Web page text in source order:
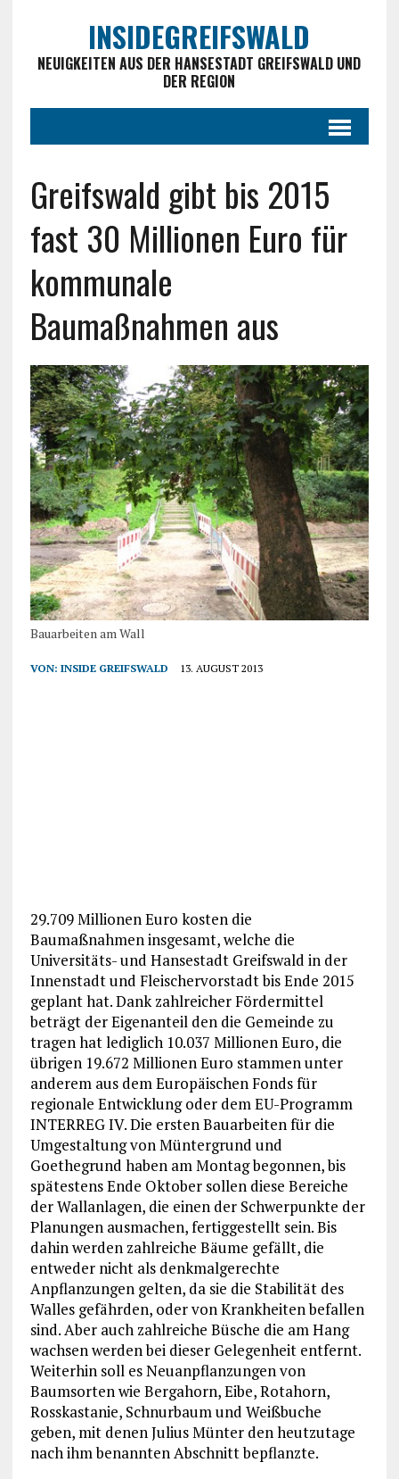
INSIDEGREIFSWALD
NEUIGKEITEN AUS DER HANSESTADT GREIFSWALD UND
DER REGION
Greifswald gibt bis 2015
fast 30 Millionen Euro für
kommunale
Baumaßnahmen aus
Bauarbeiten am Wall
VON: INSIDE GREIFSWALD 13. AUGUST 2013
29.709 Millionen Euro kosten die
Baumaßnahmen insgesamt, welche die
Universitäts- und Hansestadt Greifswald in der
Innenstadt und Fleischervorstadt bis Ende 2015
geplant hat. Dank zahlreicher Fördermittel
beträgt der Eigenanteil den die Gemeinde zu
tragen hat lediglich 10.037 Millionen Euro, die
übrigen 19.672 Millionen Euro stammen unter
anderem aus dem Europäischen Fonds für
regionale Entwicklung oder dem EU-Programm
INTERREG IV. Die ersten Bauarbeiten für die
Umgestaltung von Müntergrund und
Goethegrund haben am Montag begonnen, bis
spätestens Ende Oktober sollen diese Bereiche
der Wallanlagen, die einen der Schwerpunkte der
Planungen ausmachen, fertiggestellt sein. Bis
dahin werden zahlreiche Bäume gefällt, die
entweder nicht als denkmalgerechte
Anpflanzungen gelten, da sie die Stabilität des
Walles gefährden, oder von Krankheiten befallen
sind. Aber auch zahlreiche Büsche die am Hang
wachsen werden bei dieser Gelegenheit entfernt.
Weiterhin soll es Neuanpflanzungen von
Baumsorten wie Bergahorn, Eibe, Rotahorn,
Rosskastanie, Schnurbaum und Weißbuche
geben, mit denen Julius Münter den heutzutage
nach ihm benannten Abschnitt bepflanzte.